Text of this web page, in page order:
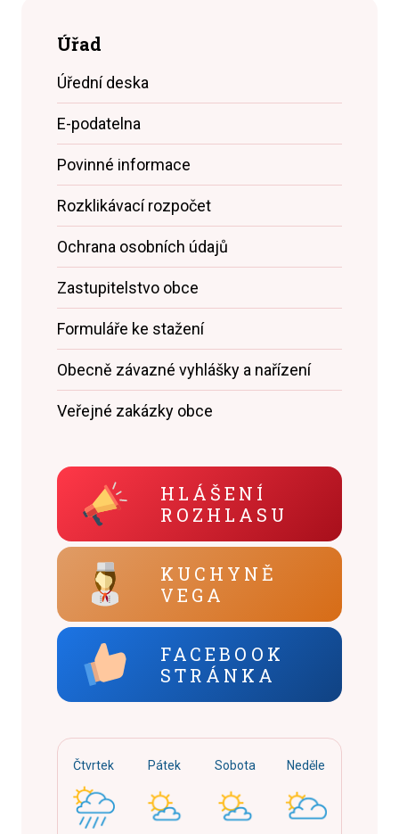
Úřad
Úřední deska
E-podatelna
Povinné informace
Rozklikávací rozpočet
Ochrana osobních údajů
Zastupitelstvo obce
Formuláře ke stažení
Obecně závazné vyhlášky a nařízení
Veřejné zakázky obce
HLÁŠENÍ
ROZHLASU
KUCHYNĚ
VEGA
FACEBOOK
STRÁNKA
Čtvrtek Pátek Sobota Neděle